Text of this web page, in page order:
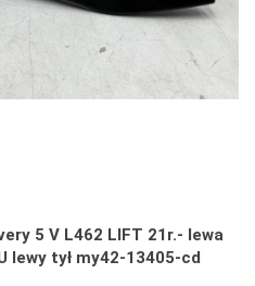
5 V L462 LIFT 21r.- lewa
lewy tył my42-13405-cd